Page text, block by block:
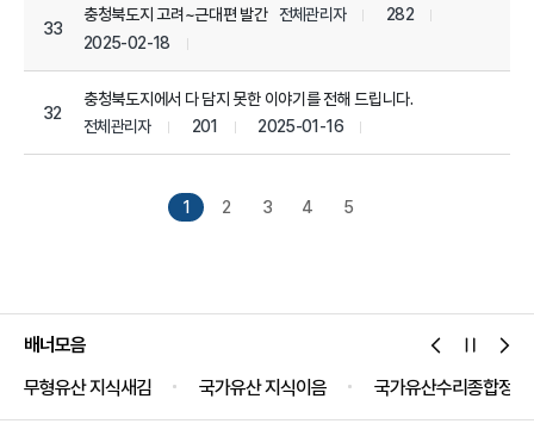
33
충청북도지 고려~근대편 발간 전체관리자
282
2025-02-18
32
충청북도지에서 다 담지 못한 이야기를 전해 드립니다.
전체관리자
201 2025-01-16
1 2 3 4 5
배너모음
무형유산 지식새김
국가유산 지식이음 국가유산수리종합정보